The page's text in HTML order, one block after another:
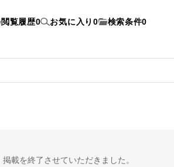
閲覧履歴0 お気に入り 0 検索条件0
掲載を終了させていただきました。